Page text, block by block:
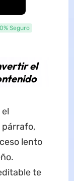
Seguro
el
párrafo,
lento
te